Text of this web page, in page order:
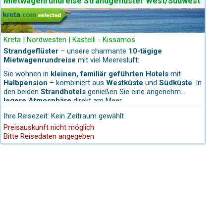
aus hervorragend erreichbar.
beginnt mit Falassarna eines der spektakulärsten
und sorgen für eine abwechslungsreiche Küstenlandschaft
ergänzt durch kleinere Weinbauflächen. Die Weißen
Yoga-Session auf der Outdoor-Yoga-Plattform oder lassen
Sie sich von der Frische des Pools beleben. Jede Erfahrung
ist darauf ausgerichtet, die Verbindung zur Natur und zu sich
selbst zu vertiefen – für Erholung, die von innen kommt.
Kreta | Nordwesten | Kastelli - Kissamos
Strandgeflüster – unsere charmante 10-tägige
Mietwagenrundreise mit viel Meeresluft:
Sie wohnen in kleinen, familiär geführten Hotels mit
Halbpension – kombiniert ausWestküste undSüdküste. In
den beidenStrandhotels genießen Sie eine angenehm
legere Atmosphäre direkt am Meer.
Ihre Reisezeit: Kein Zeitraum gewählt
Preisauskunft nicht möglich
Bitte Reisedaten angegeben